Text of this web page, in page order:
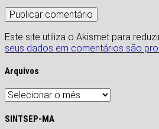
Este site utiliza o Akismet para
seus dados em comentários são
Arquivos
Arquivos
SINTSEP-MA